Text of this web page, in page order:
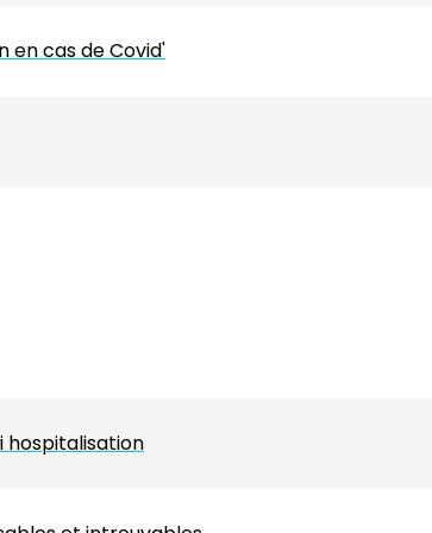
en cas de Covid'
hospitalisation